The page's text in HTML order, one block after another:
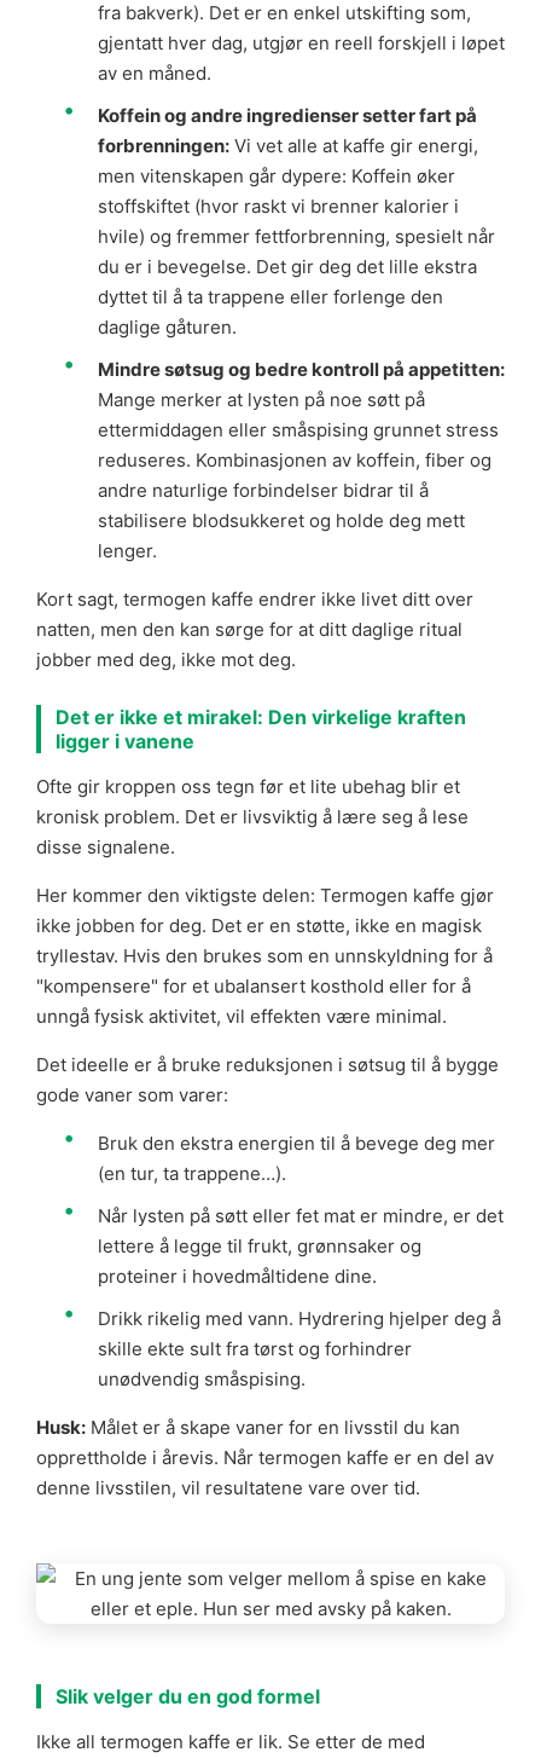
fra bakverk). Det er en enkel utskifting som,
gjentatt hver dag, utgjør en reell forskjell i løpet
av en måned.
Koffein og andre ingredienser setter fart på
forbrenningen:Vi vet alle at kaffe gir energi,
men vitenskapen går dypere: Koffein øker
stoffskiftet (hvor raskt vi brenner kalorier i
hvile) og fremmer fettforbrenning, spesielt når
du er i bevegelse. Det gir deg det lille ekstra
dyttet til å ta trappene eller forlenge den
daglige gåturen.
Mindre søtsug og bedre kontroll på appetitten:
Mange merker at lysten på noe søtt på
ettermiddagen eller småspising grunnet stress
reduseres. Kombinasjonen av koffein, fiber og
andre naturlige forbindelser bidrar til å
stabilisere blodsukkeret og holde deg mett
lenger.
Kort sagt, termogen kaffe endrer ikke livet ditt over
natten, men den kan sørge for at ditt daglige ritual
jobber med deg, ikke mot deg.
Det er ikke et mirakel: Den virkelige kraften
ligger i vanene
Ofte gir kroppen oss tegn før et lite ubehag blir et
kronisk problem. Det er livsviktig å lære seg å lese
disse signalene.
Her kommer den viktigste delen: Termogen kaffe gjør
ikke jobben for deg. Det er en støtte, ikke en magisk
tryllestav. Hvis den brukes som en unnskyldning for å
"kompensere" for et ubalansert kosthold eller for å
unngå fysisk aktivitet, vil effekten være minimal.
Det ideelle er å bruke reduksjonen i søtsug til å bygge
gode vaner som varer:
Bruk den ekstra energien til å bevege deg mer
(en tur, ta trappene…).
Når lysten på søtt eller fet mat er mindre, er det
lettere å legge til frukt, grønnsaker og
proteiner i hovedmåltidene dine.
Drikk rikelig med vann. Hydrering hjelper deg å
skille ekte sult fra tørst og forhindrer
unødvendig småspising.
Husk: Målet er å skape vaner for en livsstil du kan
opprettholde i årevis. Når termogen kaffe er en del av
denne livsstilen, vil resultatene vare over tid.
Slik velger du en god formel
Ikke all termogen kaffe er lik. Se etter de med